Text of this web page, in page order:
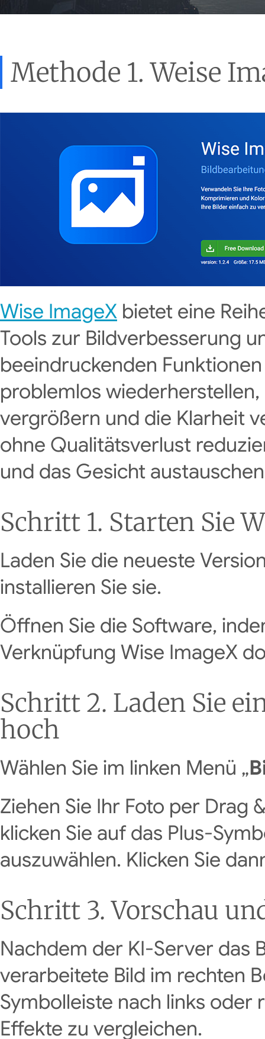
Methode 1. Weise
Wise ImageX bietet eine
Tools zur Bildverbesserung
beeindruckenden
problemlos
vergrößern und die Klarheit
ohne Qualitätsverlust
und das Gesicht
Schritt 1. Starten Sie
Laden Sie die neueste
installieren Sie sie.
Öffnen Sie die Software,
Verknüpfung Wise ImageX
Schritt 2. Laden Sie
hoch
Wählen Sie im linken Menü „
Ziehen Sie Ihr Foto per Drag
klicken Sie auf das Plus-
auszuwählen. Klicken Sie
Schritt 3. Vorschau
Nachdem der KI-Server das
verarbeitete Bild im rechten
Symbolleiste nach links
Effekte zu vergleichen.